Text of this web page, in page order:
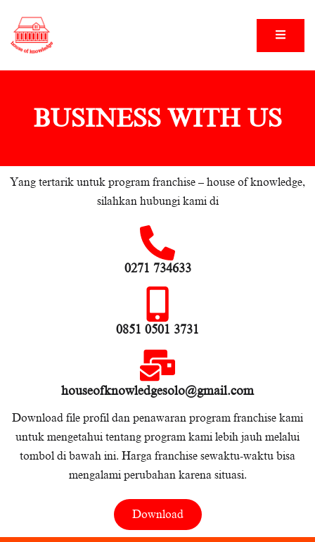
House of Knowledge
BUSINESS WITH US
Yang tertarik untuk program franchise – house of knowledge,
silahkan hubungi kami di
0271 734633
0851 0501 3731
houseofknowledgesolo@gmail.com
Download file profil dan penawaran program franchise kami
untuk mengetahui tentang program kami lebih jauh melalui
tombol di bawah ini. Harga franchise sewaktu-waktu bisa
mengalami perubahan karena situasi.
Download